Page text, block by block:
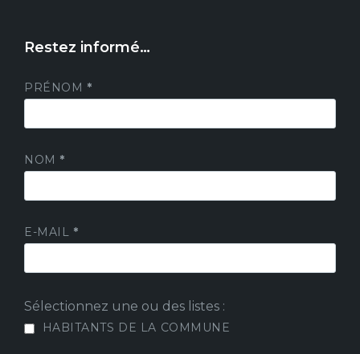
Restez informé…
PRÉNOM *
NOM *
E-MAIL *
Sélectionnez une ou des listes :
HABITANTS DE LA COMMUNE